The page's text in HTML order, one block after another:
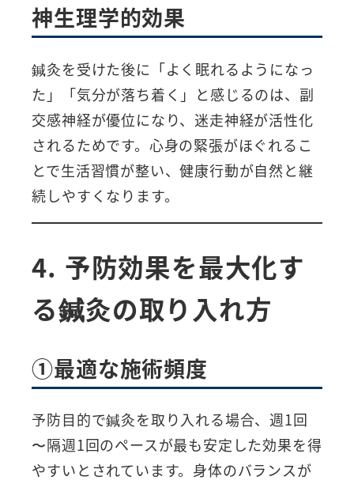
神生理学的効果
鍼灸を受けた後に「よく眠れるようになっ
た」「気分が落ち着く」と感じるのは、副
交感神経が優位になり、迷走神経が活性化
されるためです。心身の緊張がほぐれるこ
とで生活習慣が整い、健康行動が自然と継
続しやすくなります。
4. 予防効果を最大化す
る鍼灸の取り入れ方
①最適な施術頻度
予防目的で鍼灸を取り入れる場合、週1回
〜隔週1回のペースが最も安定した効果を得
やすいとされています。身体のバランスが